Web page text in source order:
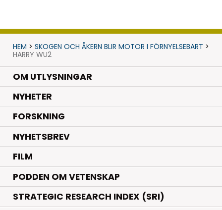
HEM > SKOGEN OCH ÅKERN BLIR MOTOR I FÖRNYELSEBART >
HARRY WU2
OM UTLYSNINGAR
NYHETER.
FORSKNING.
NYHETSBREV
FILM
PODDEN OM VETENSKAP
STRATEGIC RESEARCH INDEX (SRI)